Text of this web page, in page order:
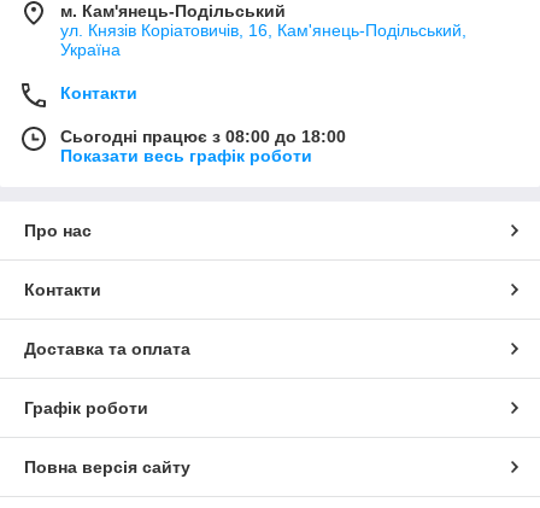
м. Кам'янець-Подільський
ул. Князів Коріатовичів, 16, Кам'янець-Подільський,
Україна
Контакти
Сьогодні працює з 08:00 до 18:00
Показати весь графік роботи
Про нас
Контакти
Доставка та оплата
Графік роботи
Повна версія сайту